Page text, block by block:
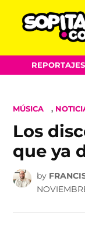
Skip
to
REPORTAJES
POSTED
MÚSICA ,
Los
que ya
by